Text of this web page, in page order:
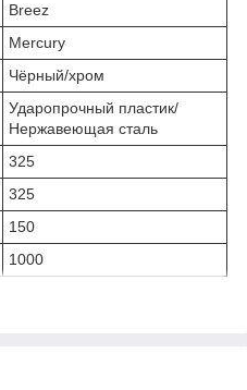
Breez
Mercury
Чёрный/хром
Ударопрочный пластик/
Нержавеющая сталь
325
325
150
1000